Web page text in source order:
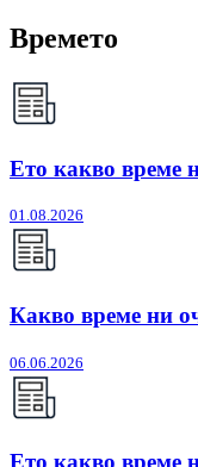
Времето
Ето какво време
01.08.2026
Какво време ни
06.06.2026